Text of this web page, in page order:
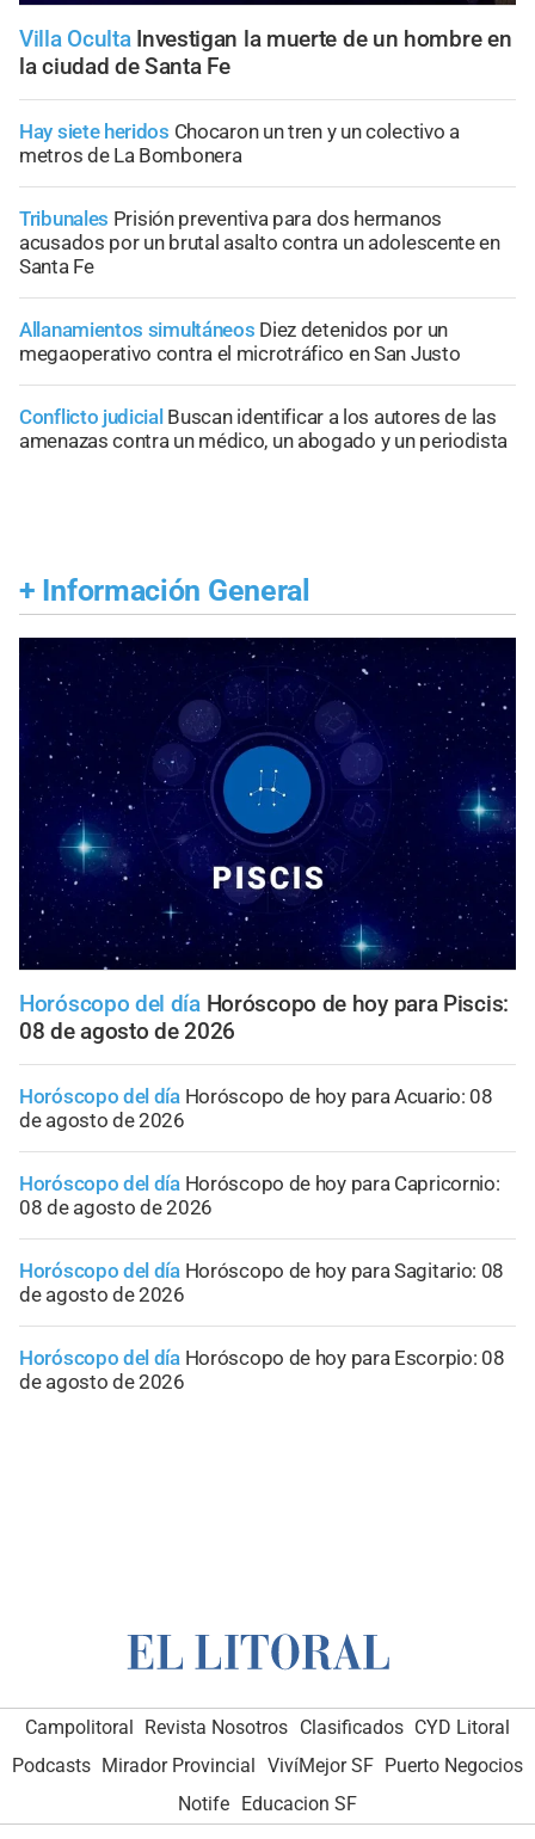
Villa Oculta Investigan la muerte de un hombre en
la ciudad de Santa Fe
Hay siete heridos Chocaron un tren y un colectivo a
metros de La Bombonera
Tribunales Prisión preventiva para dos hermanos
acusados por un brutal asalto contra un adolescente en
Santa Fe
Allanamientos simultáneos Diez detenidos por un
megaoperativo contra el microtráfico en San Justo
Conflicto judicial Buscan identificar a los autores de las
amenazas contra un médico, un abogado y un periodista
+ Información General
Horóscopo del día Horóscopo de hoy para Piscis:
08 de agosto de 2026
Horóscopo del día Horóscopo de hoy para Acuario: 08
de agosto de 2026
Horóscopo del día Horóscopo de hoy para Capricornio:
08 de agosto de 2026
Horóscopo del día Horóscopo de hoy para Sagitario: 08
de agosto de 2026
Horóscopo del día Horóscopo de hoy para Escorpio: 08
de agosto de 2026
Campolitoral Revista Nosotros Clasificados CYD Litoral
Podcasts Mirador Provincial VivíMejor SF Puerto Negocios
Notife Educacion SF